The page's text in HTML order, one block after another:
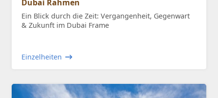
Dubai Rahmen
Ein Blick durch die Zeit: Vergangenheit, Gegenwart
& Zukunft im Dubai Frame
Einzelheiten